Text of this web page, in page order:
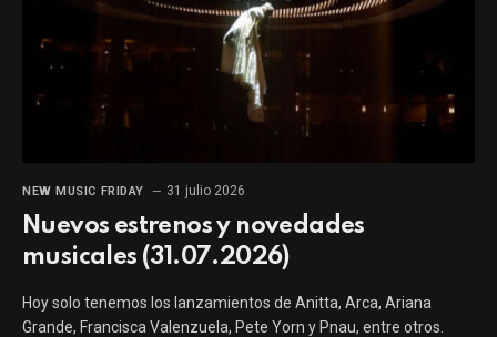
NEW MUSIC FRIDAY 31 julio 2026
Nuevos estrenos y novedades
musicales (31.07.2026)
Hoy solo tenemos los lanzamientos de Anitta, Arca, Ariana
Grande, Francisca Valenzuela, Pete Yorn y Pnau, entre otros.